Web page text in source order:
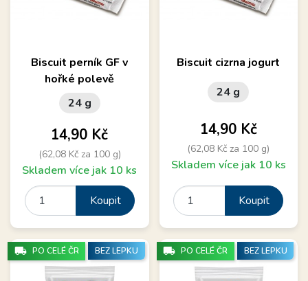
Biscuit perník GF v
hořké polevě
24 g
Cena
14,90 Kč
(62,08 Kč za 100 g)
Skladem více jak 10 ks
Koupit
Biscuit cizrna jogurt
24 g
Cena
14,90 Kč
(62,08 Kč za 100 g)
Skladem více jak 10 ks
Koupit
local_shipping PO CELÉ ČR BEZ LEPKU local_shipping PO CELÉ ČR BEZ LEPKU